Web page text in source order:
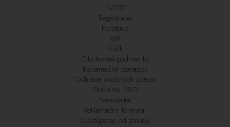
ÚVOD
Registrácia
Poistenie
VIP
Košík
Obchodné podmienky
Reklamačný poriadok
Ochrana osobných údajov
Platforma RSO
Newsletter
Reklamačný formulár
Odstúpenie od zmluvy